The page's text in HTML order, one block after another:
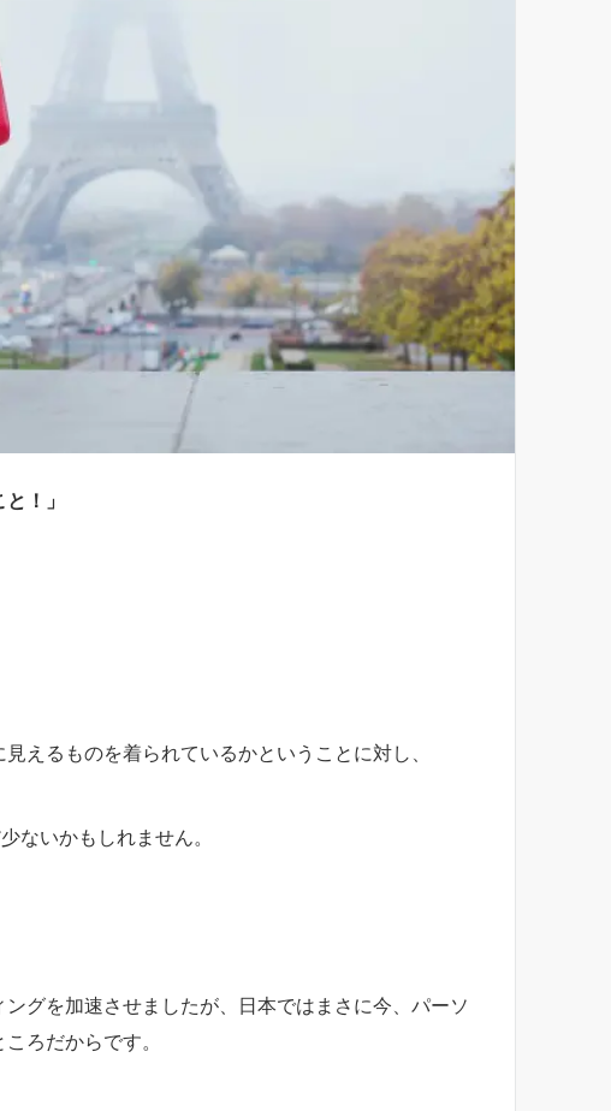
！」
えるものを着られているかということに対し、
ないかもしれません。
グを加速させましたが、日本ではまさに今、パーソ
ろだからです。